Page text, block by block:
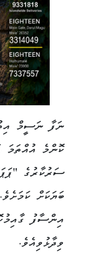
ނަފާ ނަސީމް
ކޮންމެ އުއްތަމަ
ސަރުކާރުގެ
ބަޔަކަށް
އިންސާފު
ވިދާޅުވިއެވެ.